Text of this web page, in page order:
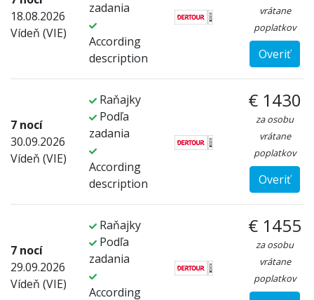
18.08.2026
Vídeň (VIE)
zadania
According
description
vrátane
poplatkov
Overiť
7 nocí
30.09.2026
Vídeň (VIE)
Raňajky
Podľa
zadania
According
description
€ 1430
za osobu
vrátane
poplatkov
Overiť
7 nocí
29.09.2026
Vídeň (VIE)
Raňajky
Podľa
zadania
According
€ 1455
za osobu
vrátane
poplatkov